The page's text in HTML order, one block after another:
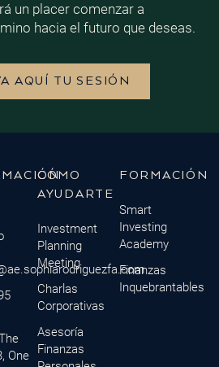
un placer comenzar a
hacia el futuro que deseas.
AQUÍ TU SESIÓN
One
CÓMO
AYUDARTE
Investment
Planning
Meeting
Charlas
Corporativas
Asesoría
Finanzas
FORMACIÓN
Smart
Investing
Academy
Finanzas
Inquebrantables